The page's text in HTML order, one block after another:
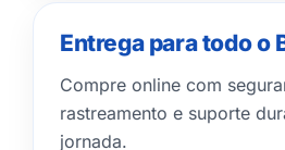
Entrega para todo o
Compre online com
rastreamento e suporte
jornada.